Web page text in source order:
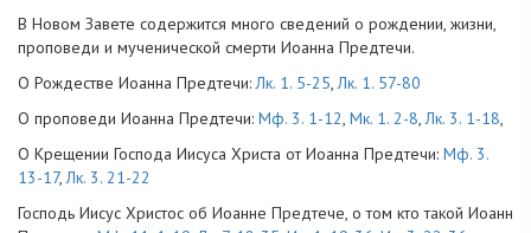
В Новом Завете содержится много сведений о рождении, жизни,
проповеди и мученической смерти Иоанна Предтечи.
О Рождестве Иоанна Предтечи: Лк. 1. 5-25 Лк. 1. 57-80
О проповеди Иоанна Предтечи: Мф. 3. 1-12 Мк. 1. 2-8 Лк. 3. 1-18
О Крещении Господа Иисуса Христа от Иоанна Предтечи: Мф. 3.
13-17, Лк. 3. 21-22
Господь Иисус Христос об Иоанне Предтече, о том кто такой Иоанн